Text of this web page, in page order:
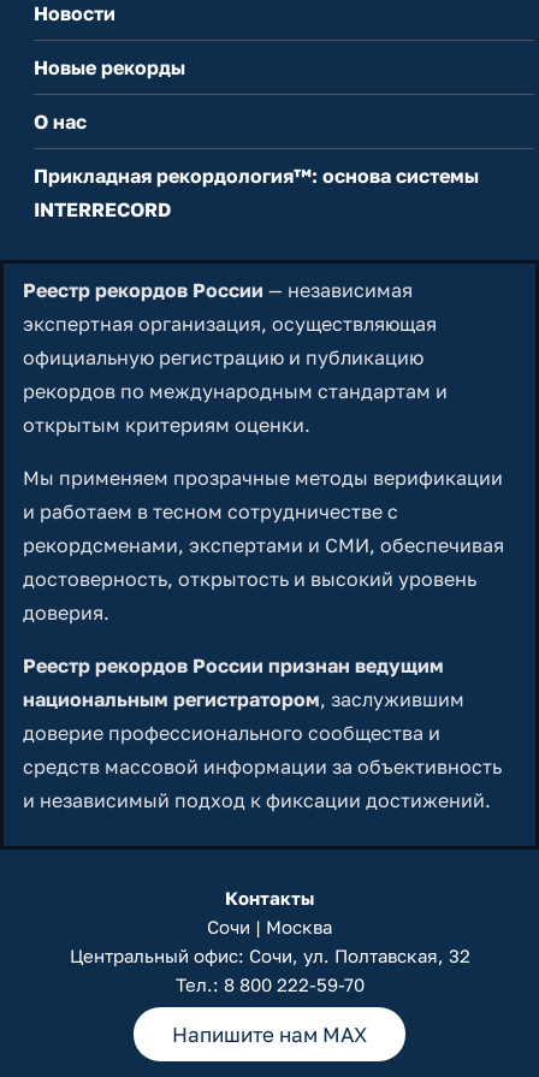
Новости
Новые рекорды
О нас
Прикладная рекордология™: основа системы
INTERRECORD
Реестр рекордов России — независимая
экспертная организация, осуществляющая
официальную регистрацию и публикацию
рекордов по международным стандартам и
открытым критериям оценки.
Мы применяем прозрачные методы верификации
и работаем в тесном сотрудничестве с
рекордсменами, экспертами и СМИ, обеспечивая
достоверность, открытость и высокий уровень
доверия.
Реестр рекордов России признан ведущим
национальным регистратором, заслужившим
доверие профессионального сообщества и
средств массовой информации за объективность
и независимый подход к фиксации достижений.
Контакты
Сочи | Москва
Центральный офис: Сочи, ул. Полтавская, 32
Тел.: 8 800 222-59-70
Напишите нам MAX